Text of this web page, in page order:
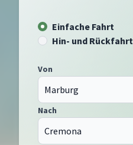
Einfache Fahrt
Hin- und Rückfahrt
Von
Nach